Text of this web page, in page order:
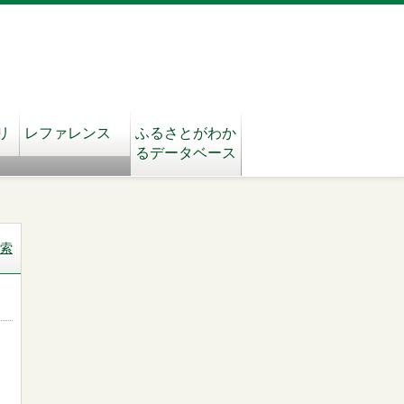
レファレンス
ふるさとがわか
るデータベース